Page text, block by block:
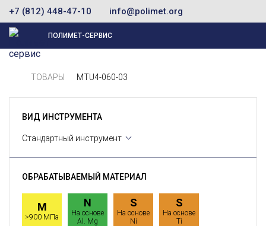
+7 (812) 448-47-10 info@polimet.org
ПОЛИМЕТ-СЕРВИС
ТОВАРЫ MTU4-060-03
ВИД ИНСТРУМЕНТА
Стандартный инструмент
ОБРАБАТЫВАЕМЫЙ МАТЕРИАЛ
M
>900 МПа
N
На основе
Al. Mg
S
На основе
Ni
S
На основе
Ti